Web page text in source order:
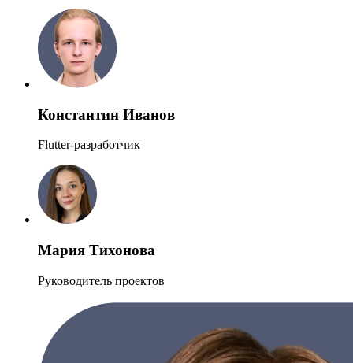
Константин Иванов
Flutter-разработчик
Мария Тихонова
Руководитель проектов